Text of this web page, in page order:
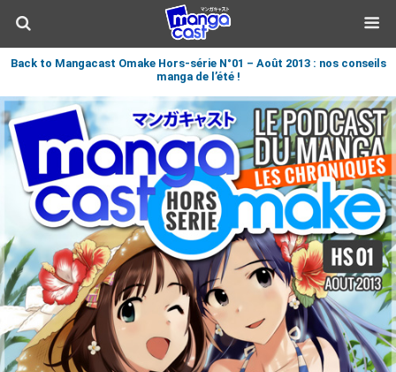
Back to Mangacast Omake Hors-série N°01 – Août 2013 : nos conseils
manga de l’été !